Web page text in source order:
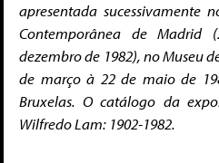
apresentada sucessivamente
Contemporânea de
dezembro de 1982), no Museu
de março à 22 de maio de
Bruxelas. O catálogo da
Wilfredo Lam: 1902-1982.